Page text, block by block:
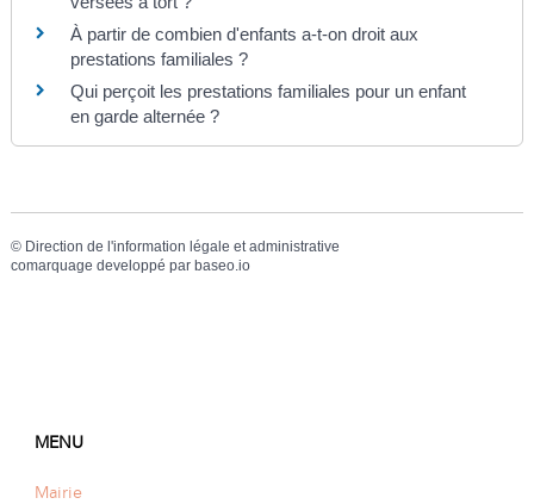
À partir de combien d'enfants a-t-on droit aux
prestations familiales ?
Qui perçoit les prestations familiales pour un enfant
en garde alternée ?
© Direction de l'information légale et administrative
comarquage developpé par baseo.io
MENU
Mairie